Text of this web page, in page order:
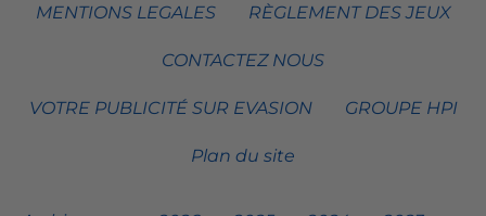
MENTIONS LEGALES RÈGLEMENT DES JEUX
CONTACTEZ NOUS
VOTRE PUBLICITÉ SUR EVASION GROUPE HPI
Plan du site